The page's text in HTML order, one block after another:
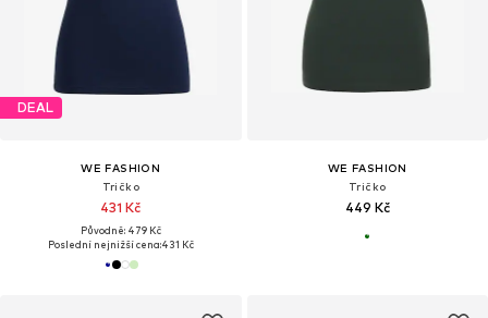
DEAL
WE FASHION
Tričko
431 Kč
Původně: 479 Kč
Poslední nejnižší cena:431 Kč
WE FASHION
Tričko
449 Kč